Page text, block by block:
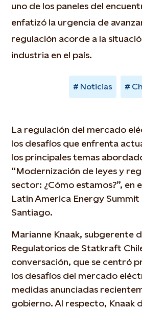
uno de los paneles del
enfatizó la urgencia de
regulación acorde a la
industria en el país.
Noticias
La regulación del mercado
los desafíos que enfrenta
los principales temas
“Modernización de leyes y
sector: ¿Cómo estamos?”, en
Latin America Energy Summit
Santiago.
Marianne Knaak, subgerente
Regulatorios de Statkraft
conversación, que se centró
los desafíos del mercado
medidas anunciadas
gobierno. Al respecto, Knaak